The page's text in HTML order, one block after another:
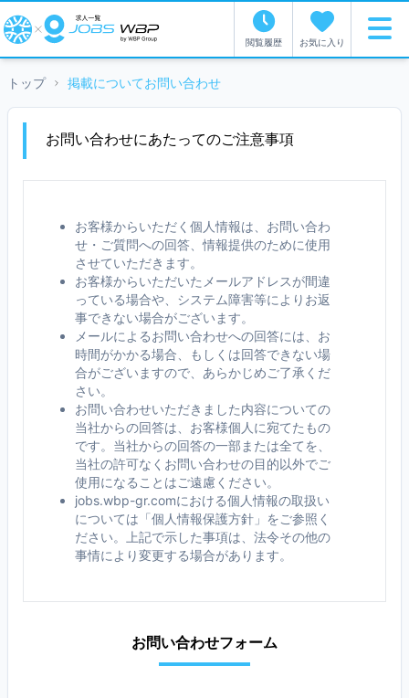
お気に入り
閲覧履歴
トップ 掲載についてお問い合わせ
お問い合わせにあたってのご注意事項
お客様からいただく個人情報は、お問い合わ
せ・ご質問への回答、情報提供のために使用
させていただきます。
お客様からいただいたメールアドレスが間違
っている場合や、システム障害等によりお返
事できない場合がございます。
メールによるお問い合わせへの回答には、お
時間がかかる場合、もしくは回答できない場
合がございますので、あらかじめご了承くだ
さい。
お問い合わせいただきました内容についての
当社からの回答は、お客様個人に宛てたもの
です。当社からの回答の一部または全てを、
当社の許可なくお問い合わせの目的以外でご
使用になることはご遠慮ください。
jobs.wbp-gr.comにおける個人情報の取扱い
については「個人情報保護方針」をご参照く
ださい。上記で示した事項は、法令その他の
事情により変更する場合があります。
お問い合わせフォーム